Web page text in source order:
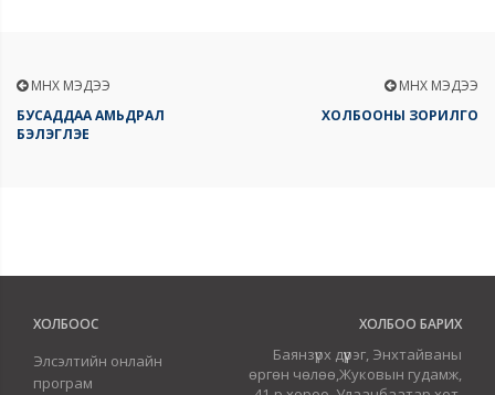
ӨМНӨХ МЭДЭЭ
БУСАДДАА АМЬДРАЛ
БЭЛЭГЛЭЕ
ӨМНӨХ МЭДЭЭ
ХОЛБООНЫ ЗОРИЛГО
ХОЛБООС
Элсэлтийн онлайн
програм
ХОЛБОО БАРИХ
Баянзүрх дүүрэг, Энхтайваны
өргөн чөлөө,Жуковын гудамж,